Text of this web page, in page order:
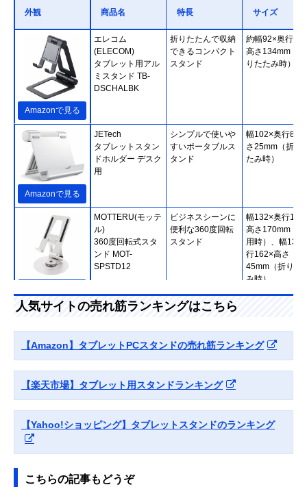
外観 商品名 特長 サイズ
Amazonで見る
エレコム
(ELECOM)
タブレット用アル
ミスタンド TB-
DSCHALBK
折りたたんで収納
できるコンパクト
スタンド
約幅92×奥行
高さ134mm（折
りたたみ時）
Amazonで見る
JETech
タブレットスタン
ドホルダー デスク
用
シンプルで使いや
すいポータブルス
タンド
幅102×奥行86×
さ25mm（折り
たみ時）
MOTTERU(モッテ
ル)
360度回転式スタ
ンド MOT-
SPSTD12
ビジネスシーンに
便利な360度回転
スタンド
幅132×奥行
高さ170mm（使
用時）、幅
行162×高さ
45mm（折りた
み時）
Amazonで見る
サンワサプライ
ミスタンド PDA-
STN35S
視聴とタイピング
Amazonで見る
トスタンド
スタンド
3.5mm（折りた
み時）
Amazonで見る
ド EEX-TABS08
人気サイトの売れ筋ランキングはこちら
【Amazon】タブレットPCスタンドの売れ筋ランキング
【楽天市場】タブレット用スタンドランキング
【Yahoo!ショッピング】タブレットスタンドのランキング
こちらの記事もどうぞ